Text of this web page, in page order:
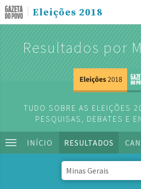
Eleições 2018
Resultados por
TUDO SOBRE AS ELEIÇÕES
PESQUISAS, DEBATES E
INÍCIO RESULTADOS